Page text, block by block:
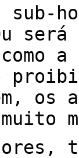
sub-
será
os